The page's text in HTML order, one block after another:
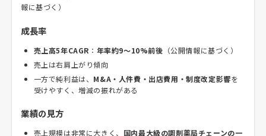
報に基づく）
成長率
売上高5年CAGR ： 年率約9～10%前後 （公開情報に基づく）
売上は右肩上がり傾向
一方で純利益は、 M&A・人件費・出店費用・制度改定影響を
受けやすく、増減の振れがある
業績の見方
売上規模は非常に大きく、 国内最大級の調剤薬局チェーンの一